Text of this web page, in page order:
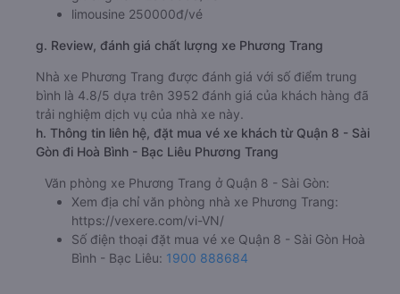
limousine 250000đ/vé
g. Review, đánh giá chất lượng xe Phương Trang
Nhà xe Phương Trang được đánh giá với số điểm trung
bình là 4.8/5 dựa trên 3952 đánh giá của khách hàng đã
trải nghiệm dịch vụ của nhà xe này.
h. Thông tin liên hệ, đặt mua vé xe khách từ Quận 8 - Sài
Gòn đi Hoà Bình - Bạc Liêu Phương Trang
Văn phòng xe Phương Trang ở Quận 8 - Sài Gòn:
Xem địa chỉ văn phòng nhà xe Phương Trang:
https://vexere.com/vi-VN/
Số điện thoại đặt mua vé xe Quận 8 - Sài Gòn Hoà
Bình - Bạc Liêu: 1900 888684